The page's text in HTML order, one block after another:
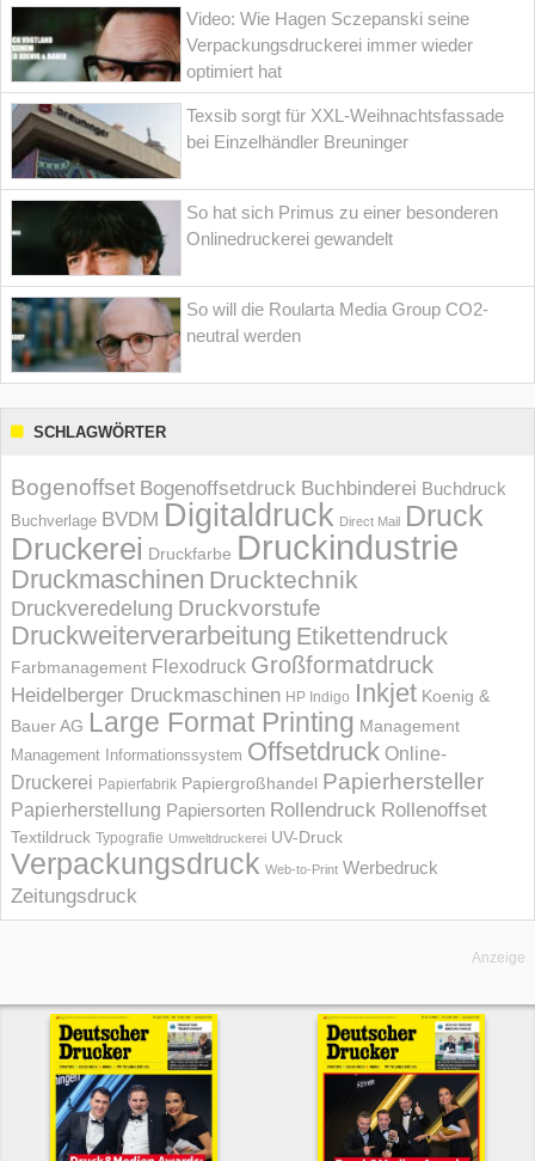
Video: Wie Hagen Sczepanski seine
Verpackungsdruckerei immer wieder
optimiert hat
Texsib sorgt für XXL-Weihnachtsfassade
bei Einzelhändler Breuninger
So hat sich Primus zu einer besonderen
Onlinedruckerei gewandelt
So will die Roularta Media Group CO2-
neutral werden
SCHLAGWÖRTER
Bogenoffset Bogenoffsetdruck Buchbinderei Buchdruck
Buchverlage BVDM Digitaldruck Direct Mail Druck
Druckerei Druckfarbe Druckindustrie
Druckmaschinen Drucktechnik
Druckveredelung Druckvorstufe
Druckweiterverarbeitung Etikettendruck
Farbmanagement Flexodruck Großformatdruck
Heidelberger Druckmaschinen HP Indigo Inkjet Koenig &
Bauer AG Large Format Printing Management
Management Informations­system Offsetdruck Online-
Druckerei Papierfabrik Papiergroßhandel Papierhersteller
Papierherstellung Papiersorten Rollendruck Rollenoffset
Textildruck Typografie Umweltdruckerei UV-Druck
Verpackungsdruck Web-to-Print Werbedruck
Zeitungsdruck
Anzeige